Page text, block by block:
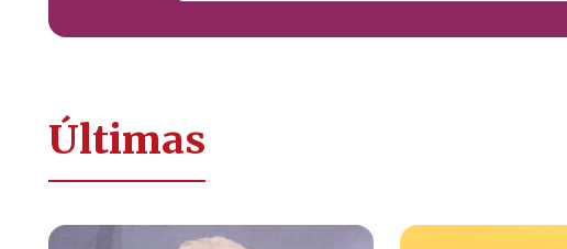
Últimas